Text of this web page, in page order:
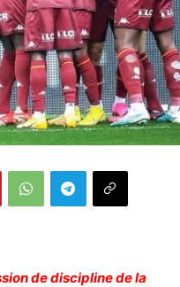
de discipline de la